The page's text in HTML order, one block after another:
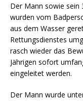
Der Mann sowie sein
wurden vom
aus dem Wasser
Rettungsdienstes
rasch wieder das
Jährigen sofort
eingeleitet werden.
Der Mann wurde